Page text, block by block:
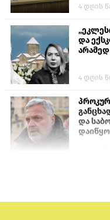
4 დღის
და
4 დღის
და
დაიწყო